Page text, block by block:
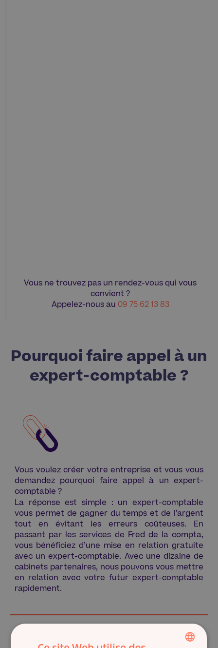
Vous ne trouvez pas un rendez-vous qui vous
convient ?
Appelez-nous au 09 75 62 13 83
Pourquoi faire appel à un
expert-comptable ?
Vous voulez créer votre entreprise et vous vous
demandez pourquoi faire appel à un expert-
comptable ?
La réponse est simple : un expert-comptable
vous permet de gagner du temps et de l’argent
tout en évitant les erreurs coûteuses. En
passant par les services de Fred de la compta,
vous bénéficiez d’une mise en relation gratuite
avec un expert-comptable. Avec une dizaine de
cabinets partenaires, nous pouvons vous mettre
en relation avec votre futur expert-comptable
rapidement.